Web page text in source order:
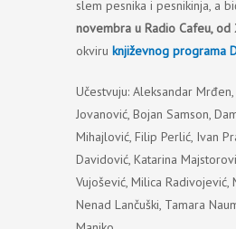
slem pesnika i pesnikinja, a
novembra u Radio Cafeu,
okviru književnog programa
Učestvuju: Aleksandar Mrđen,
Jovanović, Bojan Samson,
Mihajlović, Filip Perlić, Ivan
Davidović, Katarina
Vujošević, Milica Radivojević,
Nenad Lančuški, Tamara